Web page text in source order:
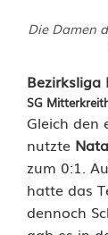
m
e
n
k
i
Die Damen
Bezirksliga
SG
Gleich den
nutzte
zum 0:1.
hatte das
dennoch